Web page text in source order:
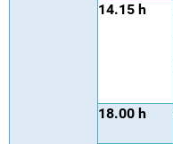
14.15 h
18.00 h